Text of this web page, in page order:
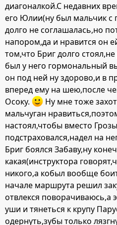
диагоналкой.С недавних
его Юлии(ну был мальчик
долго не соглашалась,но
напором,да и нравится он
том,что Бриг долго
был у него гормональный
он под ней ну здорово,и в
вперед ему на шею,после
Осоку.
Ну мне тоже
мальчуган
настоял,чтобы вместо
подстраховался,надел на
Бриг боялся Забаву,ну
какая(инструктора
никого,а кобыл вообще
начале маршрута решил
отвлекся поворачиваюсь,а
уши и тянеться к крупу
одернуть,зубы только